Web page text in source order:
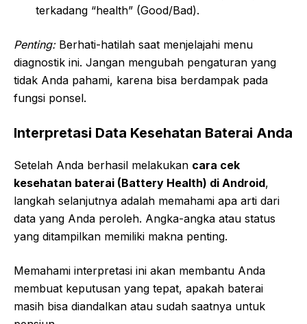
terkadang “health” (Good/Bad).
Penting:Berhati-hatilah saat menjelajahi menu
diagnostik ini. Jangan mengubah pengaturan yang
tidak Anda pahami, karena bisa berdampak pada
fungsi ponsel.
Interpretasi Data Kesehatan Baterai Anda
Setelah Anda berhasil melakukan cara cek
kesehatan baterai (Battery Health) di Android,
langkah selanjutnya adalah memahami apa arti dari
data yang Anda peroleh. Angka-angka atau status
yang ditampilkan memiliki makna penting.
Memahami interpretasi ini akan membantu Anda
membuat keputusan yang tepat, apakah baterai
masih bisa diandalkan atau sudah saatnya untuk